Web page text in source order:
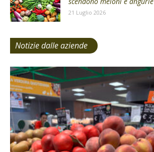
21 Luglio 2026
Notizie dalle aziende